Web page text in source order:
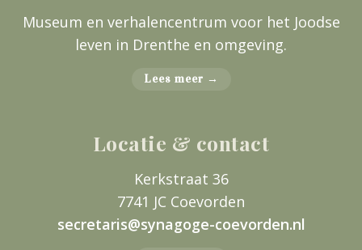
Museum en verhalencentrum voor het Joodse
leven in Drenthe en omgeving.
Lees meer →
Locatie & contact
Kerkstraat 36
7741 JC Coevorden
secretaris@synagoge-coevorden.nl